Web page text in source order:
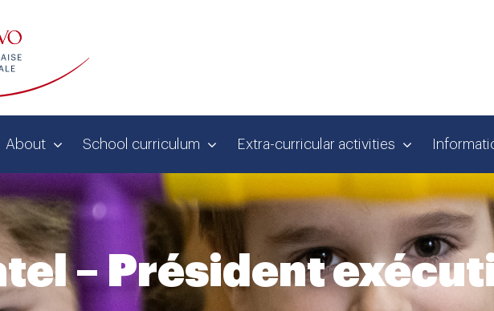
About School curriculum Extra-curricular activities
– Président